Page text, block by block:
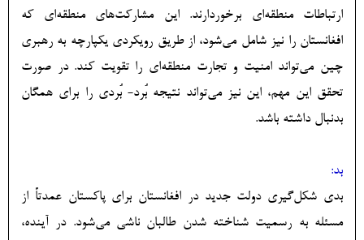
ارتباطات منطقه‏‌ای برخوردارند. این مشارکت‏‌های منطقه‏‌ای که
افغانستان را نیز شامل می‌‌شود، از طریق رویکردی یکپارچه به رهبری
چین می‏‌تواند امنیت و تجارت منطقه‏‌ای را تقویت کند. در صورت
تحقق این مهم، این نیز می‏‌تواند نتیجه بُرد- بُردی را برای همگان
بدنبال داشته باشد.
بد:
بدی شکل‌‎گیری دولت جدید در افغانستان برای پاکستان عمدتاً از
مسئله به رسمیت شناخته‎ شدن طالبان ناشی می‌‏شود. در آینده،